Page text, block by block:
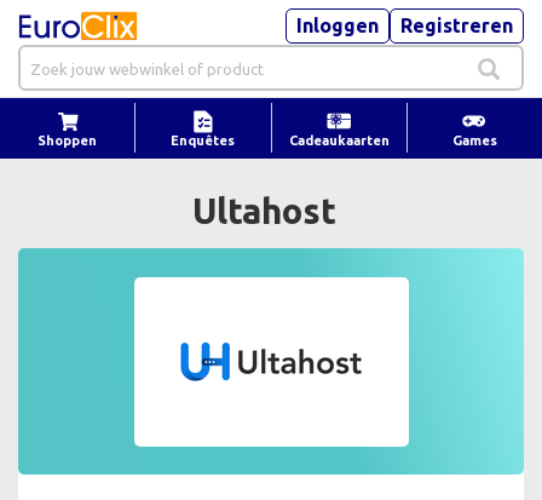
Inloggen Registreren
Shoppen Enquêtes Cadeaukaarten Games
Ultahost